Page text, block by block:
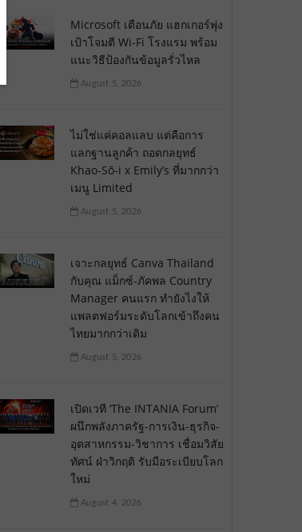
Microsoft เตือนภัย แฮกเกอร์พุ่ง
เป้าโจมตี Wi-Fi โรงแรม พร้อม
แนะวิธีป้องกันข้อมูลรั่วไหล
August 5, 2026
ไม่ใช่แค่คอลแลบ แต่คือการ
แลกฐานลูกค้า ถอดกลยุทธ์
Khao-Sō-i x Emily’s ที่มากกว่า
เมนู Limited
August 5, 2026
เจาะกลยุทธ์ Canva Thailand
กับคุณ แม็กซ์-ภัคพล Country
Manager คนแรก ทำยังไงให้
แพลตฟอร์มระดับโลกเข้าถึงคน
ไทยมากกว่าเดิม
August 5, 2026
เปิดเวที ‘The INTANIA Forum’
ผนึกพลังภาครัฐ-การเงิน-ธุรกิจ-
อุตสาหกรรม-วิชาการ เชื่อมวิสัย
ทัศน์ ฝ่าวิกฤติ รับมือระเบียบโลก
ใหม่
August 4, 2026